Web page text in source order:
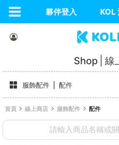
夥伴登入 KOL
Shop 線
服飾配件 配件
首頁 線上商店 服飾配件 配件